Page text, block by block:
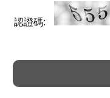
認證碼: